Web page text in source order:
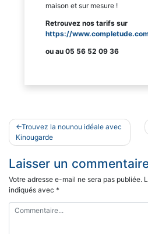
maison et sur mesure !
Retrouvez nos tarifs sur
https://
ou au 05 56 52 09 36
Navigation
de
Trouvez la nounou idéale avec
Kinougarde
Laisser un
Votre adresse e-mail ne sera pas publiée.
indiqués avec *